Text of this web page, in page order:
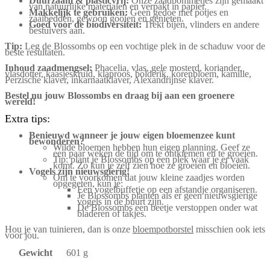
van natuurlijke materialen en verpakt in papier.
Makkelijk te gebruiken: Geen gedoe met potjes en
zaaibedden, gewoon gooien en genieten.
Goed voor de biodiversiteit:Trekt bijen, vlinders en andere
bestuivers aan.
Tip: Leg de Blossombs op een vochtige plek in de schaduw voor de
beste resultaten.
Inhoud zaadmengsel: Phacelia, vlas, gele mosterd, koriander,
vlasdotter, kaasjeskruid, klaproos, bolderik, korenbloem, kamille,
Perzische klaver, inkarnaatklaver, Alexandrijnse klaver.
Bestel nu jouw Blossombs en draag bij aan een groenere
wereld!
Extra tips:
Benieuwd wanneer je jouw eigen bloemenzee kunt
bewonderen?
Wilde bloemen hebben hun eigen planning. Geef ze
een paar weken de tijd om te ontkiemen en te groeien.
Tip: plant je Blossombs op een plek waar je er vaak
komt. Zo kun je zelf zien hoe ze groeien en bloeien.
Vogels zijn nieuwsgierig!
Om te voorkomen dat jouw kleine zaadjes worden
opgegeten, kun je:
Een vogelbuffetje op een afstandje organiseren.
Je Blossombs planten als er geen nieuwsgierige
vogels in de buurt zijn.
De Blossombs een beetje verstoppen onder wat
bladeren of takjes.
Hou je van tuinieren, dan is onze bloempotborstel misschien ook iets
voor jou.
Gewicht
601 g